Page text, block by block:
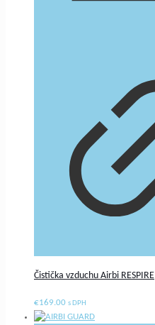
Čistička vzduchu Airbi RESPIRE
€169.00 s DPH